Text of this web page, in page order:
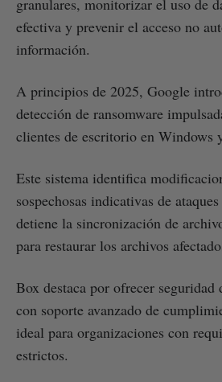
granulares, monitorizar el uso de
efectiva y prevenir el acceso no
información.
A principios de 2025, Google
detección de ransomware
clientes de escritorio en Windows
Este sistema identifica
sospechosas indicativas de
detiene la sincronización de
para restaurar los archivos
Box destaca por ofrecer seguridad
con soporte avanzado de
ideal para organizaciones con
estrictos.